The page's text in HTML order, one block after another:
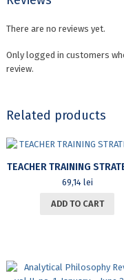
There are no reviews yet.
Only logged in customers
review.
Related products
TEACHER TRAINING
69,14 lei
ADD TO CART